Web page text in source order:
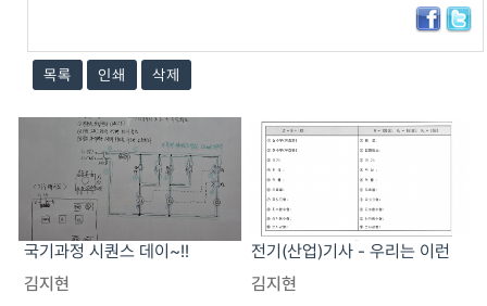
목록 인쇄 삭제
국기과정 시퀀스 데이~!!
김지현
전기(산업)기사 - 우리는 이런
자료로 수업합니다!!
김지현